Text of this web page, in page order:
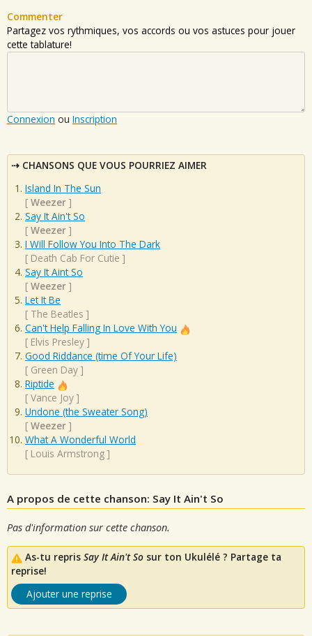
Commenter
Partagez vos rythmiques, vos accords ou vos astuces pour jouer
cette tablature!
Connexion ou Inscription
CHANSONS QUE VOUS POURRIEZ AIMER
Island In The Sun
[ Weezer ]
Say It Ain't So
[ Weezer ]
I Will Follow You Into The Dark
[ Death Cab For Cutie ]
Say It Aint So
[ Weezer ]
Let It Be
[ The Beatles ]
Can't Help Falling In Love With You
[ Elvis Presley ]
Good Riddance (time Of Your Life)
[ Green Day ]
Riptide
[ Vance Joy ]
Undone (the Sweater Song)
[ Weezer ]
What A Wonderful World
[ Louis Armstrong ]
A propos de cette chanson: Say It Ain't So
Pas d'information sur cette chanson.
As-tu repris Say It Ain't So sur ton Ukulélé ? Partage ta
reprise!
Ajouter une reprise